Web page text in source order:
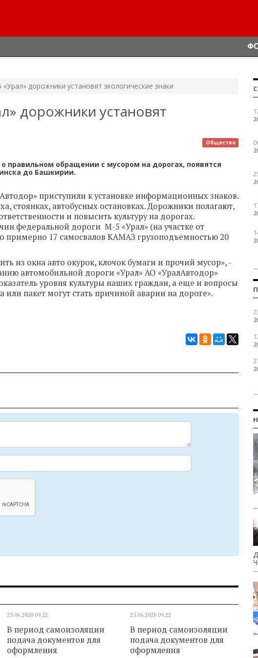
дорожники установят экологические знаки
дорожники установят
Общество
правильном обращении с мусором на дорогах, появятся
до Башкирии.
приступили к установке информационных знаков.
стоянках, автобусных остановках. Дорожники полагают,
и повысить культуру на дорогах.
федеральной дороги М-5 «Урал» (на участке от
примерно 17 самосвалов КАМАЗ грузоподъемностью 20
из окна авто окурок, клочок бумаги и прочий мусор», -
автомобильной дороги «Урал» АО «УралАвтодор»
уровня культуры наших граждан, а еще и вопросы
пакет могут стать причиной аварии на дороге».
25.06.2020 09.22
В период самоизоляции
подача документов для
оформления
25.06.2020 09.22
В период самоизоляции
подача документов для
оформления